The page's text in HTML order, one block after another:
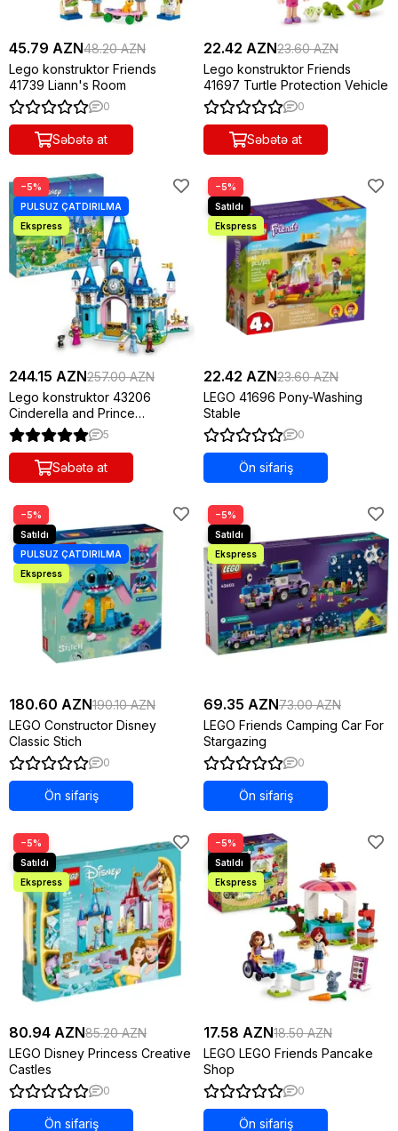
45.79 AZN48.20 AZN
Lego konstruktor Friends
41739 Liann's Room
0
Səbətə at
22.42 AZN23.60 AZN
Lego konstruktor Friends
41697 Turtle Protection Vehicle
0
Səbətə at
−5%
244.15 AZN257.00 AZN
Lego konstruktor 43206
Cinderella and Prince
Charming's Castle
5
Səbətə at
−5%
22.42 AZN23.60 AZN
LEGO 41696 Pony-Washing
Stable
0
Ön sifariş
−5%
180.60 AZN190.10 AZN
LEGO Constructor Disney
Classic Stich
0
Ön sifariş
−5%
69.35 AZN73.00 AZN
LEGO Friends Camping Car For
Stargazing
0
Ön sifariş
−5%
80.94 AZN85.20 AZN
LEGO Disney Princess Creative
Castles
0
Ön sifariş
−5%
17.58 AZN18.50 AZN
LEGO LEGO Friends Pancake
Shop
0
Ön sifariş